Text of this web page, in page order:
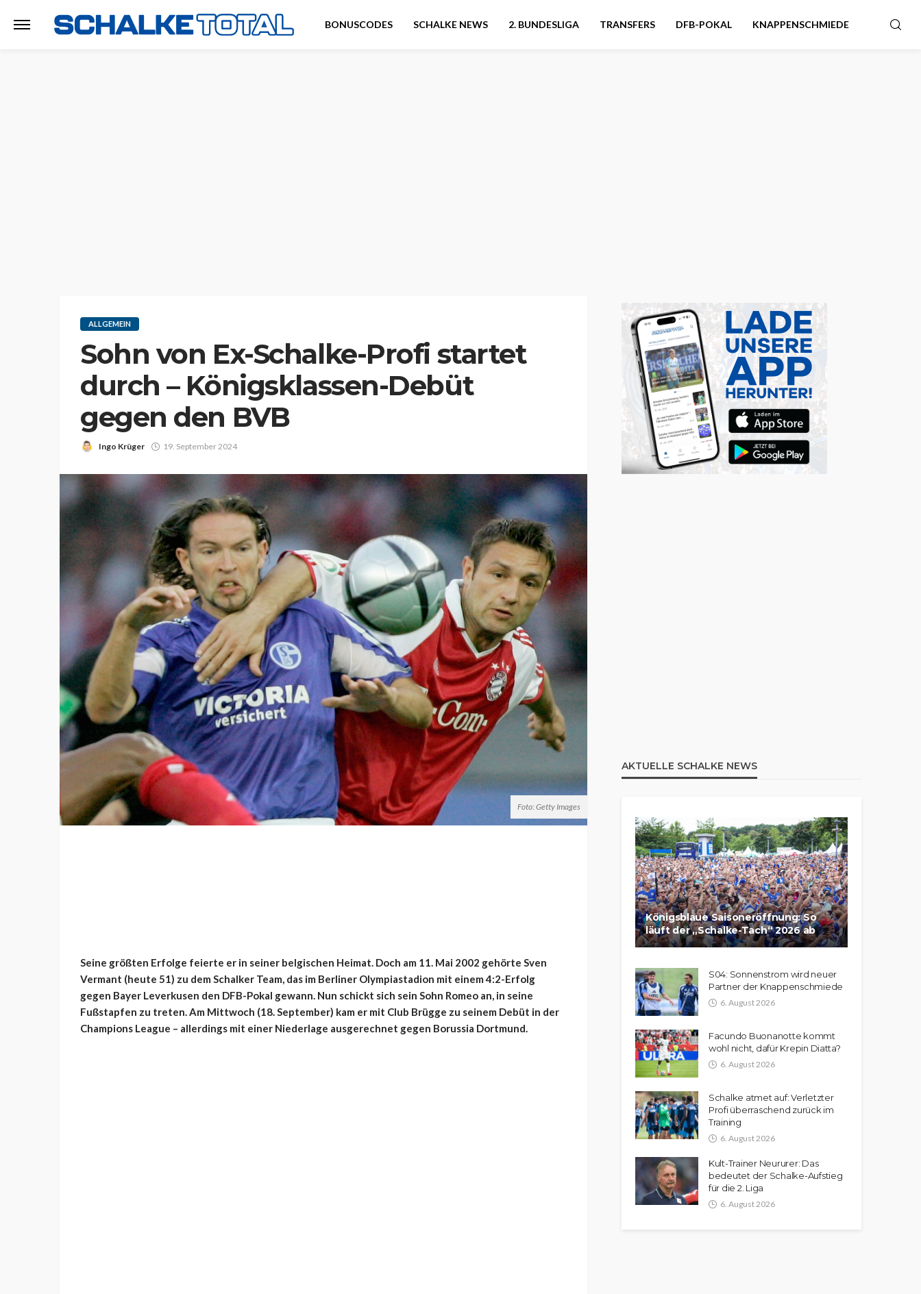
BONUSCODES SCHALKE NEWS 2. BUNDESLIGA TRANSFERS DFB-POKAL KNAPPENSCHMIEDE
ALLGEMEIN
Sohn von Ex-Schalke-Profi startet
durch – Königsklassen-Debüt
gegen den BVB
Ingo Krüger 19. September 2024
Foto: Getty Images
Seine größten Erfolge feierte er in seiner belgischen Heimat. Doch am 11. Mai 2002 gehörte Sven
Vermant (heute 51) zu dem Schalker Team, das im Berliner Olympiastadion mit einem 4:2-Erfolg
gegen Bayer Leverkusen den DFB-Pokal gewann. Nun schickt sich sein Sohn Romeo an, in seine
Fußstapfen zu treten. Am Mittwoch (18. September) kam er mit Club Brügge zu seinem Debüt in der
Champions League – allerdings mit einer Niederlage ausgerechnet gegen Borussia Dortmund.
AKTUELLE SCHALKE NEWS
Königsblaue Saisoneröffnung: So
läuft der „Schalke-Tach“ 2026 ab
S04: Sonnenstrom wird neuer
Partner der Knappenschmiede
6. August 2026
Facundo Buonanotte kommt
wohl nicht, dafür Krepin Diatta?
6. August 2026
Schalke atmet auf: Verletzter
Profi überraschend zurück im
Training
6. August 2026
Kult-Trainer Neururer: Das
bedeutet der Schalke-Aufstieg
für die 2. Liga
6. August 2026